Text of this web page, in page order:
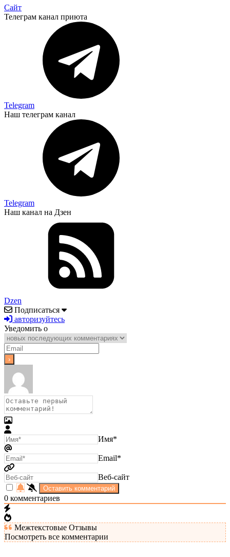
Сайт
Телеграм канал приюта
Telegram
Наш телеграм канал
Telegram
Наш канал на Дзен
Dzen
Подписаться
авторизуйтесь
Уведомить о
Имя*
Email*
Веб-сайт
0 комментариев
Межтекстовые Отзывы
Посмотреть все комментарии